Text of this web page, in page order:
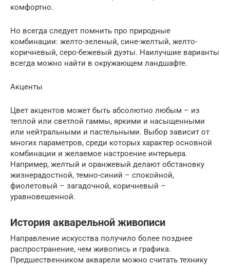
комфортно.
Но всегда следует помнить про природные
комбинации: желто-зеленый, сине-желтый, желто-
коричневый, серо-бежевый дуэты. Наилучшие варианты
всегда можно найти в окружающем ландшафте.
Акценты
Цвет акцентов может быть абсолютно любым – из
теплой или светлой гаммы, яркими и насыщенными
или нейтральными и пастельными. Выбор зависит от
многих параметров, среди которых характер основной
комбинации и желаемое настроение интерьера.
Например, желтый и оранжевый делают обстановку
жизнерадостной, темно-синий – спокойной,
фиолетовый – загадочной, коричневый –
уравновешенной.
История акварельной живописи
Направление искусства получило более позднее
распространение, чем живопись и графика.
Предшественником акварели можно считать технику